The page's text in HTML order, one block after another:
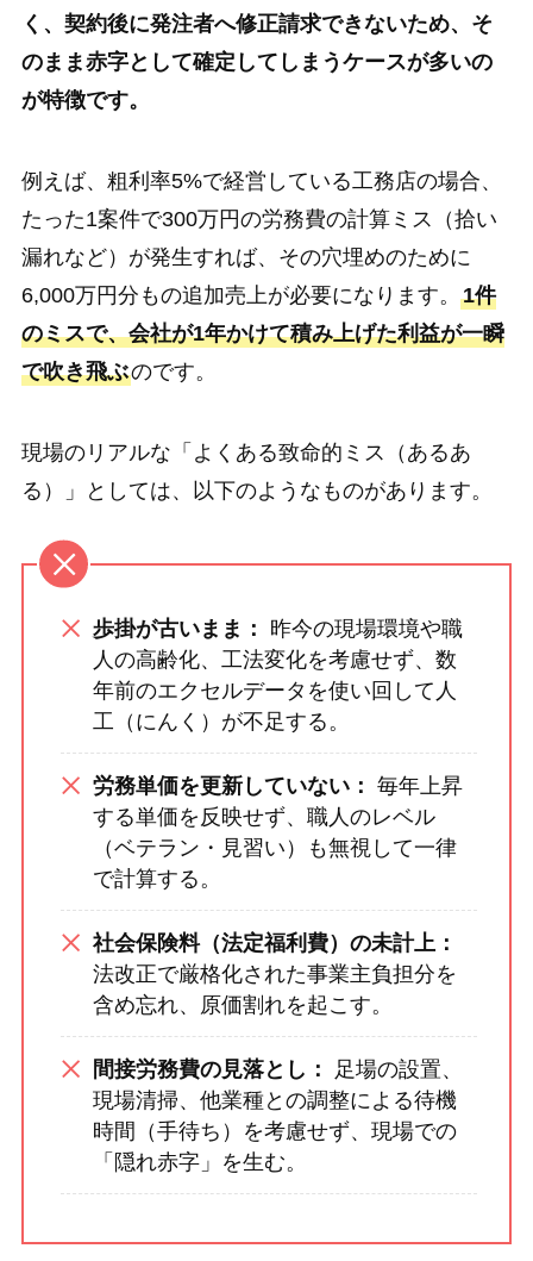
く、契約後に発注者へ修正請求できないため、そ
のまま赤字として確定してしまうケースが多いの
が特徴です。
例えば、粗利率5%で経営している工務店の場合、
たった1案件で300万円の労務費の計算ミス（拾い
漏れなど）が発生すれば、その穴埋めのために
6,000万円分もの追加売上が必要になります。 1件
のミスで、会社が1年かけて積み上げた利益が一瞬
で吹き飛ぶのです。
現場のリアルな「よくある致命的ミス（あるあ
る）」としては、以下のようなものがあります。
歩掛が古いまま：
昨今の現場環境や職
人の高齢化、工法変化を考慮せず、数
年前のエクセルデータを使い回して人
工（にんく）が不足する。
労務単価を更新していない： 毎年上昇
する単価を反映せず、職人のレベル
（ベテラン・見習い）も無視して一律
で計算する。
社会保険料（法定福利費）の未計上：
法改正で厳格化された事業主負担分を
含め忘れ、原価割れを起こす。
間接労務費の見落とし：
足場の設置、
現場清掃、他業種との調整による待機
時間（手待ち）を考慮せず、現場での
「隠れ赤字」を生む。